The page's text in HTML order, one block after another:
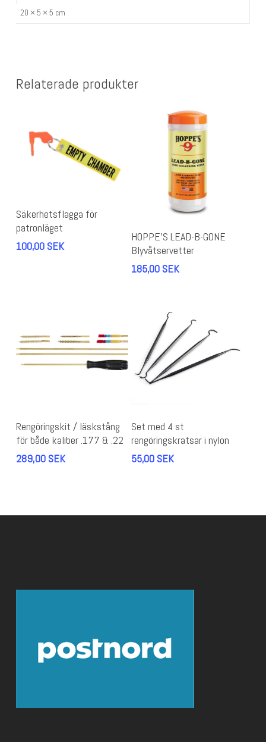
20 × 5 × 5 cm
Relaterade produkter
Lägg Till I Varukorg
Säkerhetsflagga för
patronläget
100,00SEK
HOPPE’S LEAD-B-GONE
Blyvåtservetter
185,00SEK
Lägg Till I Varukorg
Rengöringskit / läskstång
för både kaliber .177 & .22
289,00SEK
Set med 4 st
rengöringskratsar i nylon
55,00SEK